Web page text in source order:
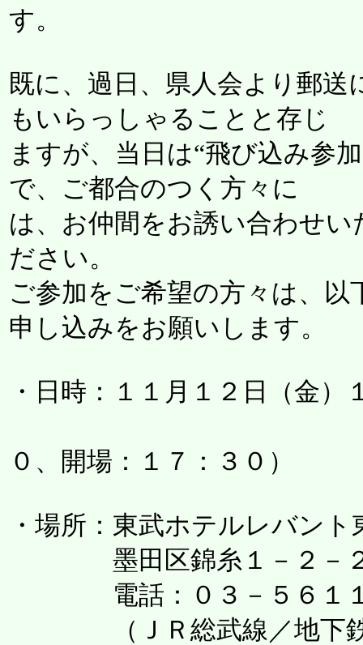
す。
既に、過日、県人会より郵
もいらっしゃることと存じ
ますが、当日は“飛び込み参
で、ご都合のつく方々に
は、お仲間をお誘い合わせ
ださい。
ご参加をご希望の方々は、
申し込みをお願いします。
・日時：１１月１２日（金）
０、開場：１７：３０）
・場所：東武ホテルレバント
墨田区錦糸１－２－
電話：０３－５６１１
（ＪＲ総武線／地下鉄